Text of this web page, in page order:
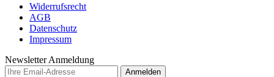
Widerrufsrecht
AGB
Datenschutz
Impressum
Newsletter Anmeldung
Anmelden